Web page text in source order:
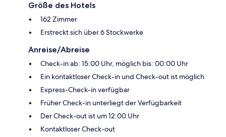
Größe des Hotels
162 Zimmer
Erstreckt sich über 6 Stockwerke
Anreise/Abreise
Check-in ab: 15:00 Uhr, möglich bis: 00:00 Uhr
Ein kontaktloser Check-in und Check-out ist möglich
Express-Check-in verfügbar
Früher Check-in unterliegt der Verfügbarkeit
Der Check-out ist um 12:00 Uhr
Kontaktloser Check-out